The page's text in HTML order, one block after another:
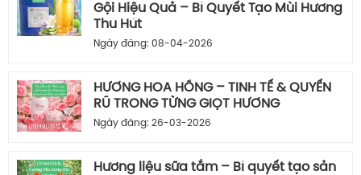
Gội Hiệu Quả – Bí Quyết Tạo Mùi Hương
Thu Hút
Ngày đăng: 08-04-2026
HƯƠNG HOA HỒNG – TINH TẾ & QUYẾN
RŨ TRONG TỪNG GIỌT HƯƠNG
Ngày đăng: 26-03-2026
Hương liệu sữa tắm – Bí quyết tạo sản